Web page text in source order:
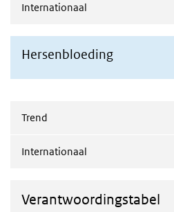
Internationaal
Hersenbloeding
Trend
Internationaal
Verantwoordingstabel